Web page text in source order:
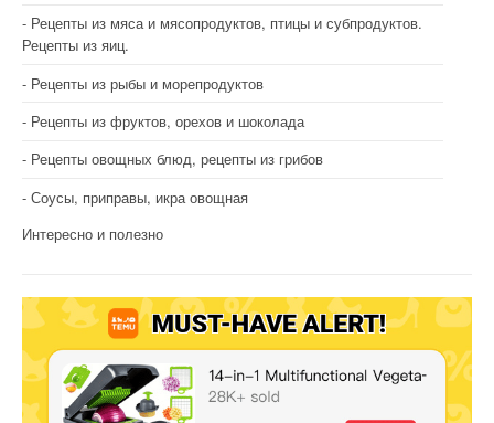
Рецепты из мяса и мясопродуктов, птицы и субпродуктов.
Рецепты из яиц.
Рецепты из рыбы и морепродуктов
Рецепты из фруктов, орехов и шоколада
Рецепты овощных блюд, рецепты из грибов
Соусы, приправы, икра овощная
Интересно и полезно